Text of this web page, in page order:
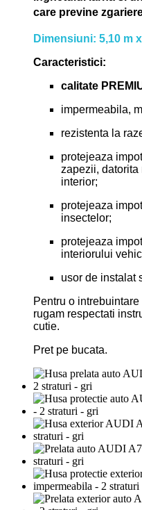
care previne
Dimensiuni: 5,10 m
Caracteristici:
calitate
impermeabila,
rezistenta la
protejeaza
zapezii, datorita
interior;
protejeaza
insectelor;
protejeaza
interiorului
usor de instalat
Pentru o
rugam respectati
cutie.
Pret pe bucata.